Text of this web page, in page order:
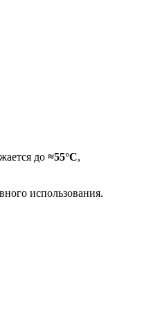
до ≈55°C,
использования.